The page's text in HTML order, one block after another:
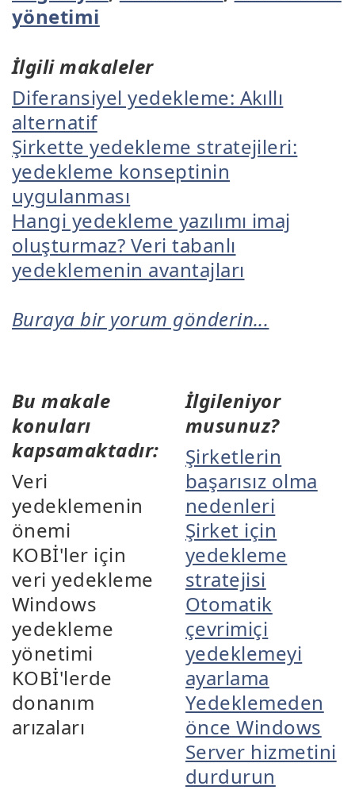
yönetimi
İlgili makaleler
Diferansiyel yedekleme: Akıllı
alternatif
Şirkette yedekleme stratejileri:
yedekleme konseptinin
uygulanması
Hangi yedekleme yazılımı imaj
oluşturmaz? Veri tabanlı
yedeklemenin avantajları
Buraya bir yorum gönderin...
Bu makale
konuları
kapsamaktadır:
Veri
yedeklemenin
önemi
KOBİ'ler için
veri yedekleme
Windows
yedekleme
yönetimi
KOBİ'lerde
donanım
arızaları
İlgileniyor
musunuz?
Şirketlerin
başarısız olma
nedenleri
Şirket için
yedekleme
stratejisi
Otomatik
çevrimiçi
yedeklemeyi
ayarlama
Yedeklemeden
önce Windows
Server hizmetini
durdurun